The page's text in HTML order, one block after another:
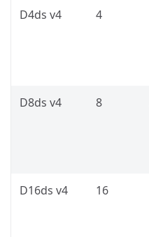
D4ds v4 4
D8ds v4 8
D16ds v4 16